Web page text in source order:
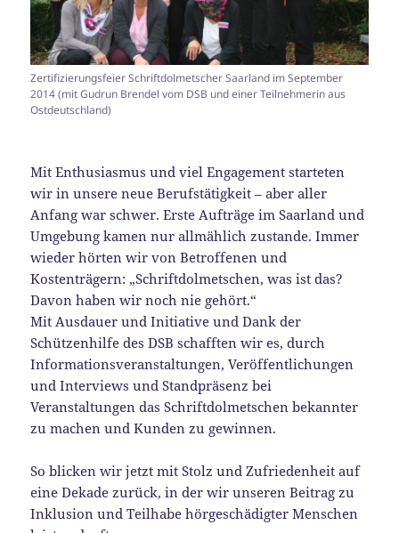
Zertifizierungsfeier Schriftdolmetscher Saarland im September
2014 (mit Gudrun Brendel vom DSB und einer Teilnehmerin aus
Ostdeutschland)
Mit Enthusiasmus und viel Engagement starteten
wir in unsere neue Berufstätigkeit – aber aller
Anfang war schwer. Erste Aufträge im Saarland und
Umgebung kamen nur allmählich zustande. Immer
wieder hörten wir von Betroffenen und
Kostenträgern: „Schriftdolmetschen, was ist das?
Davon haben wir noch nie gehört.“
Mit Ausdauer und Initiative und Dank der
Schützenhilfe des DSB schafften wir es, durch
Informationsveranstaltungen, Veröffentlichungen
und Interviews und Standpräsenz bei
Veranstaltungen das Schriftdolmetschen bekannter
zu machen und Kunden zu gewinnen.
So blicken wir jetzt mit Stolz und Zufriedenheit auf
eine Dekade zurück, in der wir unseren Beitrag zu
Inklusion und Teilhabe hörgeschädigter Menschen